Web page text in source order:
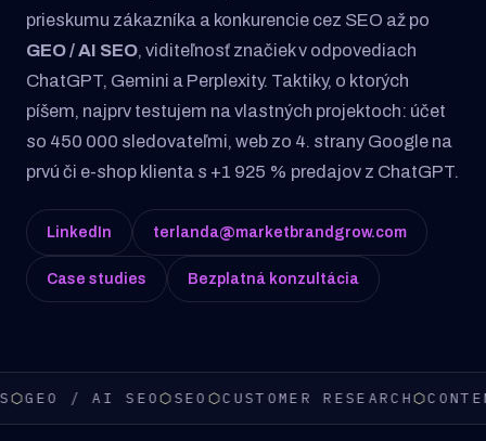
prieskumu zákazníka a konkurencie cez SEO až po
GEO / AI SEO, viditeľnosť značiek v odpovediach
ChatGPT, Gemini a Perplexity. Taktiky, o ktorých
píšem, najprv testujem na vlastných projektoch: účet
so 450 000 sledovateľmi, web zo 4. strany Google na
prvú či e-shop klienta s +1 925 % predajov z ChatGPT.
LinkedIn terlanda@marketbrandgrow.com
Case studies Bezplatná konzultácia
AI SEO⬡ SEO ⬡CUSTOMER RESEARCH⬡CONTENT